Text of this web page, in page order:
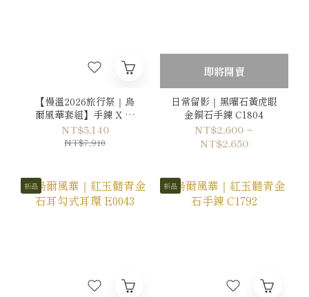
【慢溫2026旅行祭｜烏
爾風華套組】手鍊 X 耳
環
NT$5,140
NT$7,910
即將開賣
日常留影｜黑曜石黃虎眼
金銅石手鍊 C1804
NT$2,600 ~
NT$2,650
新品 新品